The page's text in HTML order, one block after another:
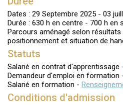
Dates : 29 Septembre 2025 - 03
Durée : 630 h en centre - 700 h en
Parcours aménagé selon résultats
positionnement et situation de
Statuts
Salarié en contrat d'apprentissage
Demandeur d'emploi en formation
Salarié en formation -
Conditions d'admission